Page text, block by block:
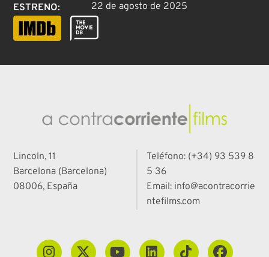
ESTRENO: 22 de agosto de 2025
Lincoln, 11
Barcelona (Barcelona)
08006, España
Teléfono: (+34) 93 539 8
5 36
Email: info@acontracorrie
ntefilms.com